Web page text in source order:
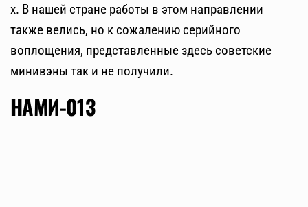
х. В нашей стране работы в этом направлении
также велись, но к сожалению серийного
воплощения, представленные здесь советские
минивэны так и не получили.
НАМИ-013